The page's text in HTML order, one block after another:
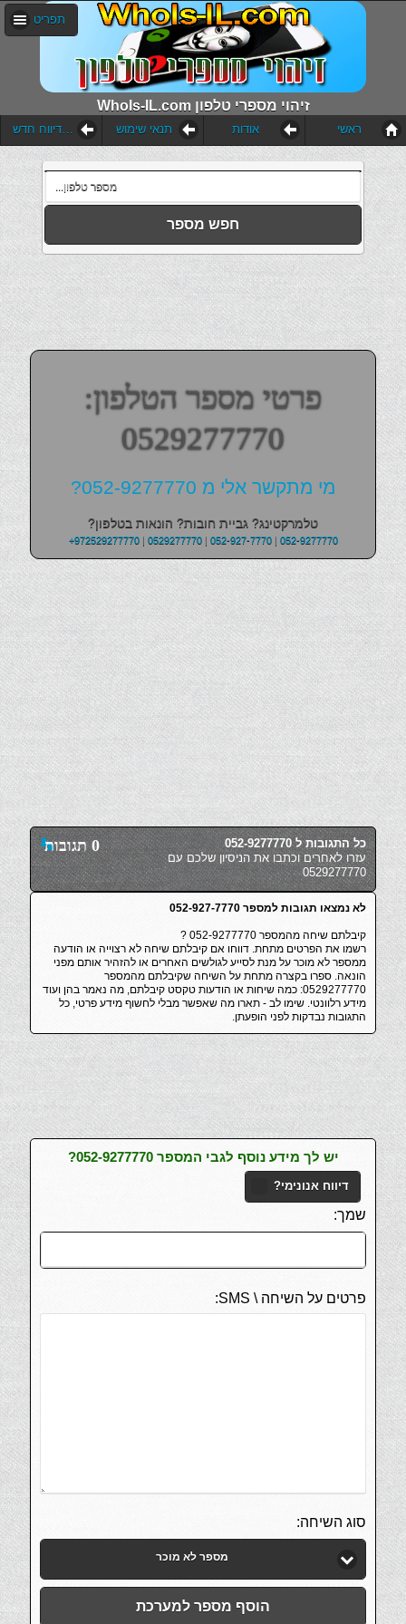
WhoIs-IL.com זיהוי מספרי טלפון
תפריט
הוסף דיווח חדש תנאי שימוש אודות ראשי
חפש מספר
פרטי מספר הטלפון:
0529277770
מי מתקשר אלי מ 052-9277770?
טלמרקטינג? גביית חובות? הונאות בטלפון?
+972529277770| 0529277770| 052-927-7770| 052-9277770
0 תגובות
כל התגובות ל 052-9277770
עזרו לאחרים וכתבו את הניסיון שלכם עם
0529277770
לא נמצאו תגובות למספר 052-927-7770
קיבלתם שיחה מהמספר 052-9277770 ?
רשמו את הפרטים מתחת. דווחו אם קיבלתם שיחה לא רצוייה או הודעה
ממספר לא מוכר על מנת לסייע לגולשים האחרים או להזהיר אותם מפני
הונאה. ספרו בקצרה מתחת על השיחה שקיבלתם מהמספר
0529277770: כמה שיחות או הודעות טקסט קיבלתם, מה נאמר בהן ועוד
מידע רלוונטי. שימו לב - תארו מה שאפשר מבלי לחשוף מידע פרטי, כל
התגובות נבדקות לפני הופעתן.
יש לך מידע נוסף לגבי המספר 052-9277770?
דיווח אנונימי?
שמך:
פרטים על השיחה \ SMS:
סוג השיחה:
מספר לא מוכר
הוסף מספר למערכת